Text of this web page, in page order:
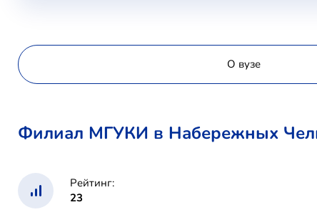
О вузе
Филиал МГУКИ в Набережных
Рейтинг:
23